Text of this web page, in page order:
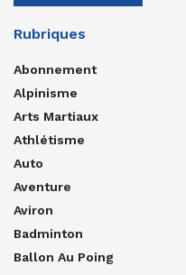
Rubriques
Abonnement
Alpinisme
Arts Martiaux
Athlétisme
Auto
Aventure
Aviron
Badminton
Ballon Au Poing